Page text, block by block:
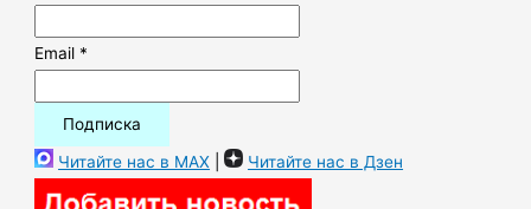
Email *
Читайте нас в MAX | Читайте нас в Дзен